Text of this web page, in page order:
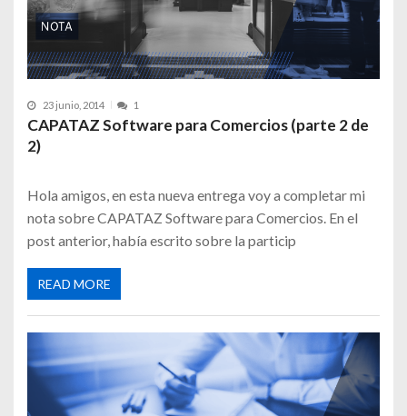
23 junio, 2014 1
CAPATAZ Software para Comercios (parte 2 de
2)
Hola amigos, en esta nueva entrega voy a completar mi
nota sobre CAPATAZ Software para Comercios. En el
post anterior, había escrito sobre la particip
READ MORE